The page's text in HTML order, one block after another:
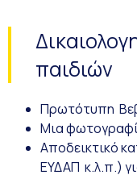
παιδιών
Πρωτότυπη
Μια
Αποδεικτικό
ΕΥΔΑΠ κ.λ.π.)